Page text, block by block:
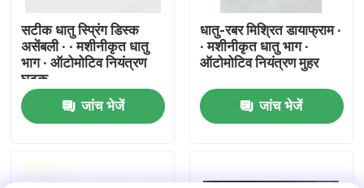
कारखाना भ्रमण
गुणवत्ता नियंत्रण
सटीक धातु स्प्रिंग डिस्क
असेंबली ∙ ∙ मशीनीकृत धातु
भाग ∙ ऑटोमोटिव नियंत्रण
घटक
जांच भेजें
धातु-रबर मिश्रित डायाफ्राम ∙
∙ मशीनीकृत धातु भाग ∙
ऑटोमोटिव नियंत्रण मुहर
जांच भेजें